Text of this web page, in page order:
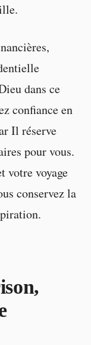
dans ce
confiance en
Il réserve
pour vous.
votre voyage
conservez la